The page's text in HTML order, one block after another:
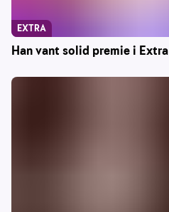
Han vant solid premie i Extra
EXTRA